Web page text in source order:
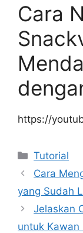
Cara
https://
Kategori
Tutorial
Cara
yang Sudah
Jelaskan
untuk Kawan